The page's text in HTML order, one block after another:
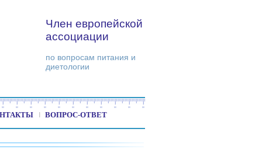
Член европейской
ассоциации
по вопросам питания и
диетологии
ВОПРОС-ОТВЕТ